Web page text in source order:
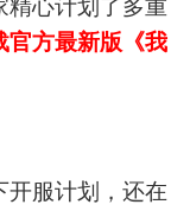
精心计划了多重
官方最新版《我
开服计划，还在